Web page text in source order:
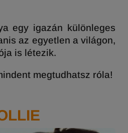
egy igazán különleges
az egyetlen a világon,
is létezik.
megtudhatsz róla!